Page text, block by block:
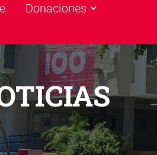
Donaciones